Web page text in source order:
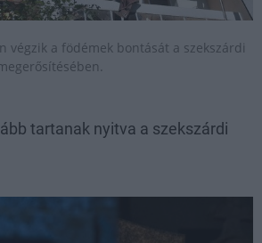
végzik a födémek bontását a szekszárdi
tartanak nyitva a szekszárdi